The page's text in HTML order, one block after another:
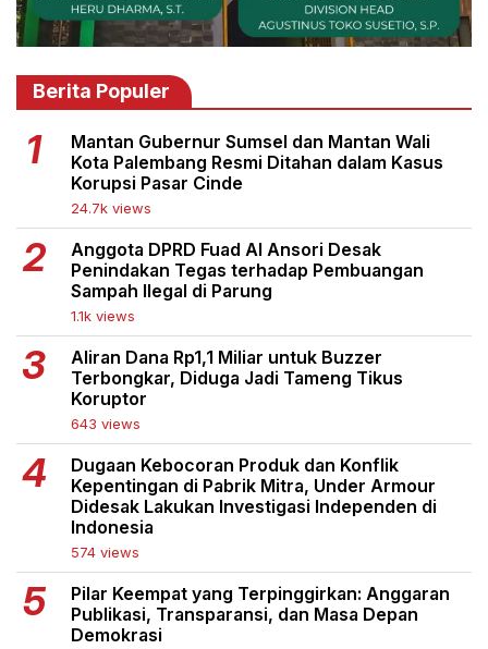
Berita Populer
Mantan Gubernur Sumsel dan Mantan Wali
Kota Palembang Resmi Ditahan dalam Kasus
Korupsi Pasar Cinde
24.7k views
Anggota DPRD Fuad Al Ansori Desak
Penindakan Tegas terhadap Pembuangan
Sampah Ilegal di Parung
1.1k views
Aliran Dana Rp1,1 Miliar untuk Buzzer
Terbongkar, Diduga Jadi Tameng Tikus
Koruptor
643 views
Dugaan Kebocoran Produk dan Konflik
Kepentingan di Pabrik Mitra, Under Armour
Didesak Lakukan Investigasi Independen di
Indonesia
574 views
Pilar Keempat yang Terpinggirkan: Anggaran
Publikasi, Transparansi, dan Masa Depan
Demokrasi